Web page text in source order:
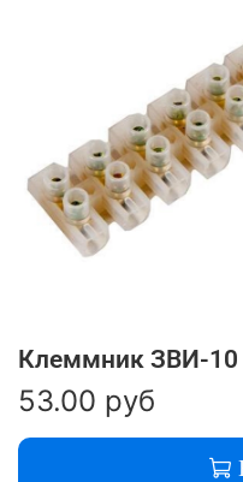
Клеммник ЗВИ-10
53.00 руб